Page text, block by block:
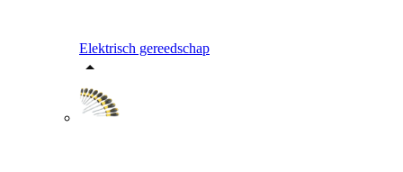
Elektrisch gereedschap